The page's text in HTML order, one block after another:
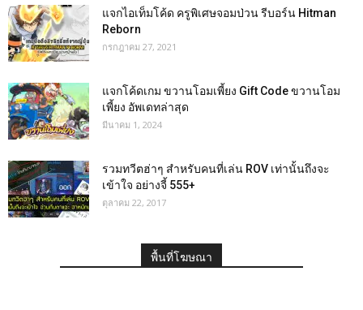
แจกไอเท็มโค้ด ครูพิเศษจอมป่วน รีบอร์น Hitman
Reborn
กรกฎาคม 27, 2021
แจกโค้ดเกม ขวานโอมเพี้ยง Gift Code ขวานโอม
เพี้ยง อัพเดทล่าสุด
มีนาคม 1, 2024
รวมทวีตฮ่าๆ สำหรับคนที่เล่น ROV เท่านั้นถึงจะ
เข้าใจ อย่างจี้ 555+
ตุลาคม 22, 2017
พื้นที่โฆษณา